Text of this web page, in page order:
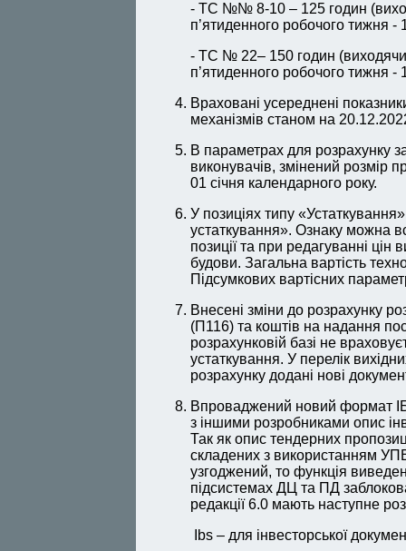
- ТС №№ 8-10 – 125 годин
п’ятиденного робочого тижня -
- ТС № 22– 150 годин (виходячи
п’ятиденного робочого тижня -
Враховані усереднені
механізмів станом на
В параметрах для розрахунку
виконувачів, змінений розмір
01 січня календарного року.
У позиціях типу
устаткування». Ознаку можна
позиції та при редагуванні цін
будови. Загальна вартість
Підсумкових вартісних
Внесені зміни до розрахунку
(П116) та коштів на надання
розрахунковій базі не
устаткування. У перелік
розрахунку додані нові
Впроваджений новий формат
з іншими розробниками опис
Так як опис тендерних
складених з використанням
узгоджений, то функція
підсистемах ДЦ та ПД
редакції 6.0 мають наступне
Ibs – для інвесторської